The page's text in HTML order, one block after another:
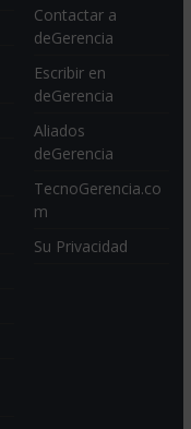
Contactar a
deGerencia
Escribir en
deGerencia
Aliados
deGerencia
TecnoGerencia.co
m
Su Privacidad